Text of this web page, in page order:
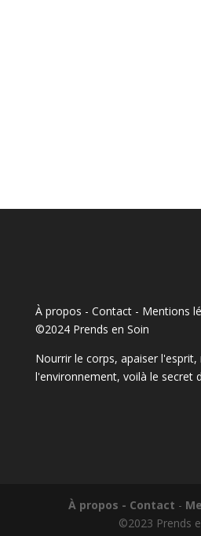
À propos - Contact- Mentions
©2024 Prends en Soin
Nourrir le corps, apaiser l'esprit,
l'environnement, voilà le secret
À propos - Contact -
©2023 Prends